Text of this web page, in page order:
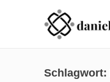
Schlagwort: